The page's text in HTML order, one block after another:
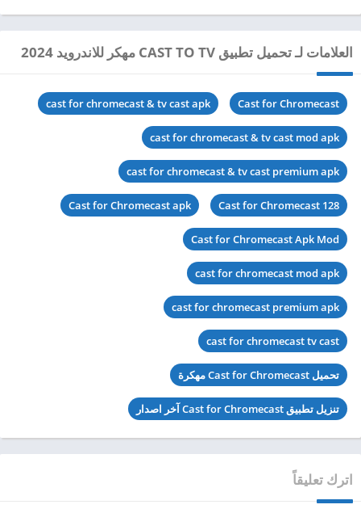
العلامات لـ تحميل تطبيق CAST TO TV مهكر للاندرويد 2024
Cast for Chromecast
cast for chromecast & tv cast apk
cast for chromecast & tv cast mod apk
cast for chromecast & tv cast premium apk
Cast for Chromecast 128
Cast for Chromecast apk
Cast for Chromecast Apk Mod
cast for chromecast mod apk
cast for chromecast premium apk
cast for chromecast tv cast
تحميل Cast for Chromecast مهكرة
تنزيل تطبيق Cast for Chromecast آخر اصدار
اترك تعليقاً